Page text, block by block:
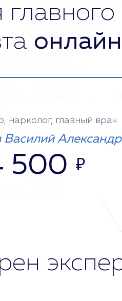
главного
онлайн
нарколог, главный врач
500 ₽